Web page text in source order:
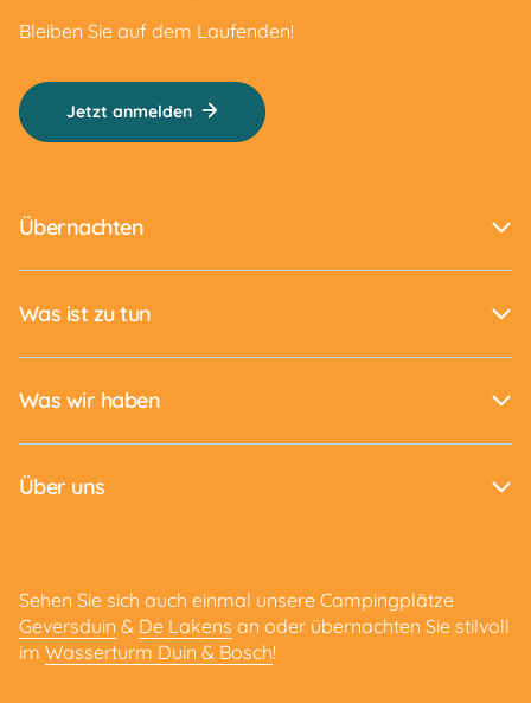
Bleiben Sie auf dem Laufenden!
Jetzt anmelden
Übernachten
Was ist zu tun
Was wir haben
Über uns
Sehen Sie sich auch einmal unsere Campingplätze
Geversduin & De Lakens an oder übernachten Sie stilvoll
im Wasserturm Duin & Bosch!